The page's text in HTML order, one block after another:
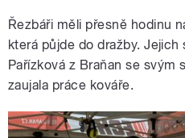
Řezbáři měli přesně hodinu
která půjde do dražby. Jejich
Pařízková z Braňan se
zaujala práce kováře.